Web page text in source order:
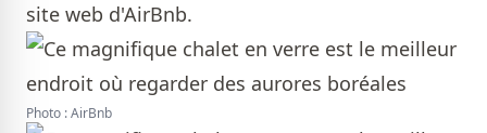
site web d'AirBnb.
Photo : AirBnb